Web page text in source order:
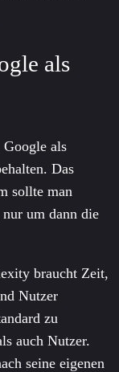
als
als
Das
sollte man
um dann die
braucht Zeit,
Nutzer
zu
auch Nutzer.
seine eigenen